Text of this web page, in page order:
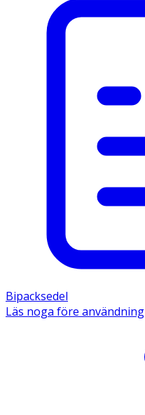
Bipacksedel
Läs noga före användning